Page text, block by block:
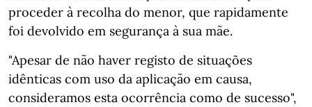
proceder à recolha do menor, que rapidamente
foi devolvido em segurança à sua mãe.
"Apesar de não haver registo de situações
idênticas com uso da aplicação em causa,
consideramos esta ocorrência como de sucesso",